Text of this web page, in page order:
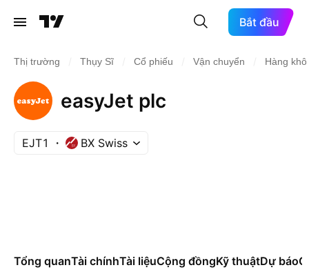
Bắt đầu
Thị trường Thụy Sĩ Cổ phiếu Vận chuyển Hàng
easyJet plc
EJT1 BX Swiss
Tổng quanTài chínhTài liệuCộng đồngKỹ thuậtDự báo